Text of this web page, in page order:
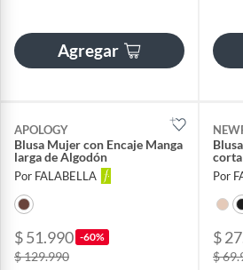
Agregar
APOLOGY
Blusa Mujer con Encaje Manga
larga de Algodón
Por FALABELLA
$ 51.990 -60%
$ 129.990
corta
Por
$
$